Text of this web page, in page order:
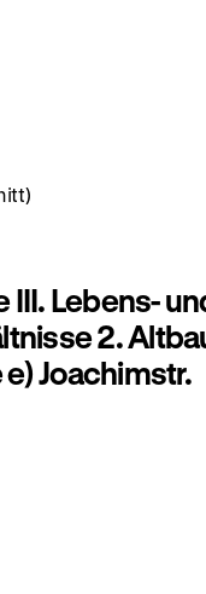
III. Lebens-
2.
Joachimstr.